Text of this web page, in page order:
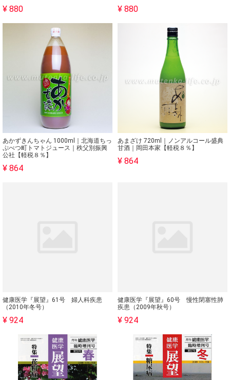
¥ 880 ¥ 880
あかずきんちゃん 1000ml｜北海道ちっ
ぷべつ町トマトジュース｜秩父別振興
公社【軽税８％】
¥ 864
あまざけ 720ml｜ノンアルコール盛典
甘酒｜岡田本家【軽税８％】
¥ 864
健康医学『展望』61号 婦人科疾患
（2010年冬号）
¥ 924
健康医学『展望』60号 慢性閉塞性肺
疾患（2009年秋号）
¥ 924